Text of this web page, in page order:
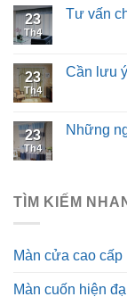
23
Th4
Tư vấn
23
Th4
Cần lưu
23
Th4
Những
TÌM KIẾM
Màn cửa cao cấp
Màn cuốn hiện